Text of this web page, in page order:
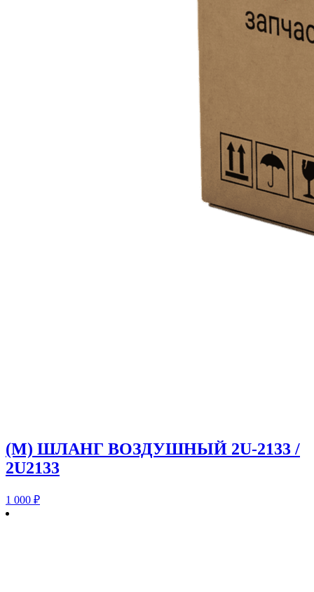
(M) ШЛАНГ ВОЗДУШНЫЙ 2U-2133 /
2U2133
1 000 ₽